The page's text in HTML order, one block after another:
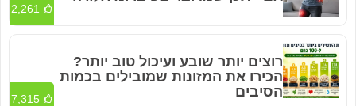
2,261
רוצים יותר שובע ועיכול טוב יותר?
הכירו את המזונות שמובילים בכמות
הסיבים
7,315